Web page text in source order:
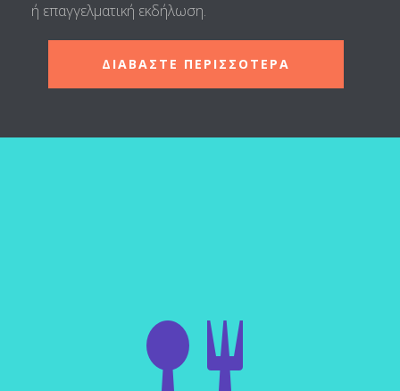
ή επαγγελματική εκδήλωση.
ΔΙΑΒΑΣΤΕ ΠΕΡΙΣΣΟΤΕΡΑ